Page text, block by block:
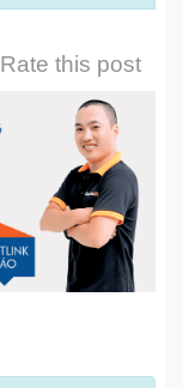
Rate this post